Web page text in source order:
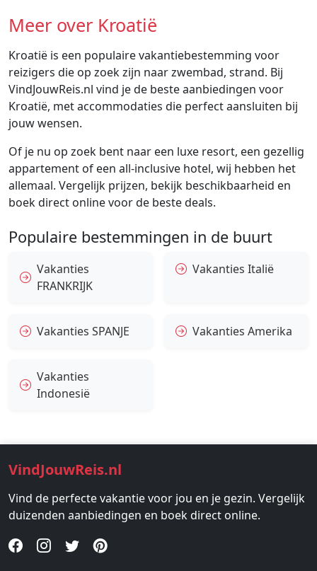
Meer over Kroatië
Kroatië is een populaire vakantiebestemming voor
reizigers die op zoek zijn naar zwembad, strand. Bij
VindJouwReis.nl vind je de beste aanbiedingen voor
Kroatië, met accommodaties die perfect aansluiten bij
jouw wensen.
Of je nu op zoek bent naar een luxe resort, een gezellig
appartement of een all-inclusive hotel, wij hebben het
allemaal. Vergelijk prijzen, bekijk beschikbaarheid en
boek direct online voor de beste deals.
Populaire bestemmingen in de buurt
Vakanties
FRANKRIJK
Vakanties Italië
Vakanties SPANJE Vakanties Amerika
Vakanties
Indonesië
VindJouwReis.nl
Vind de perfecte vakantie voor jou en je gezin. Vergelijk
duizenden aanbiedingen en boek direct online.